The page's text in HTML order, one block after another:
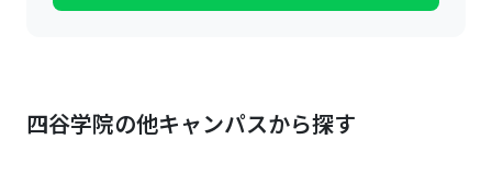
四谷学院の他キャンパスから探す